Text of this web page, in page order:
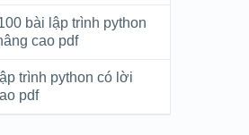
bài lập trình python
cao pdf
trình python có lời
pdf